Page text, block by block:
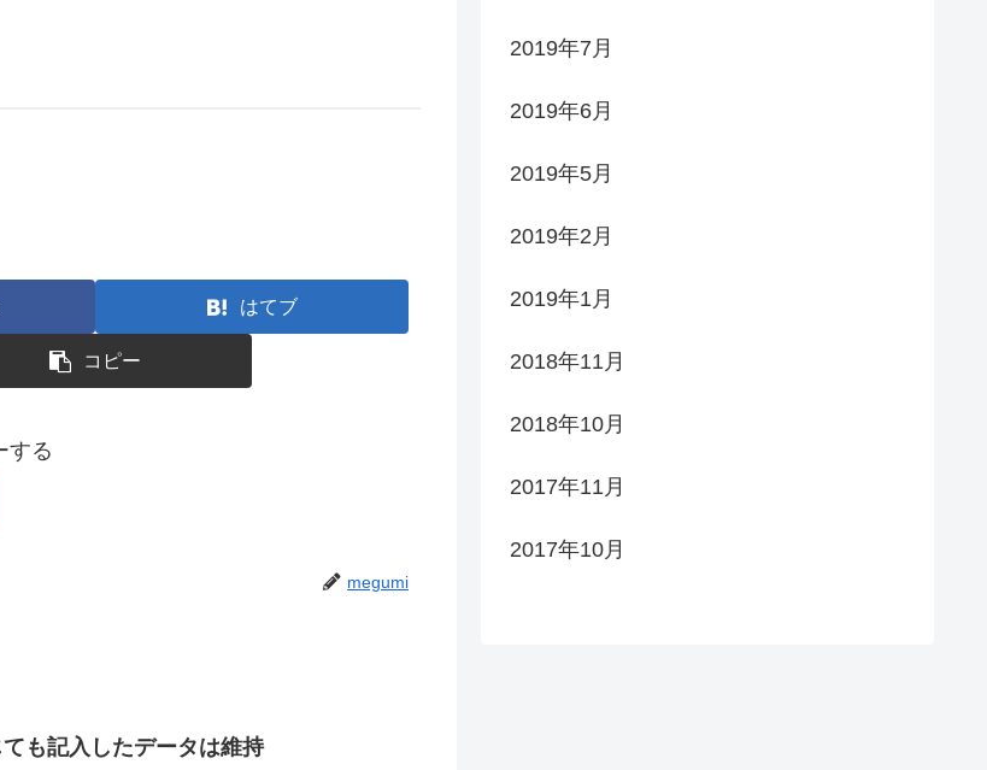
はてブ
コピー
する
megumi
も記入したデータは維持
2019年7月
2019年6月
2019年5月
2019年2月
2019年1月
2018年11月
2018年10月
2017年11月
2017年10月